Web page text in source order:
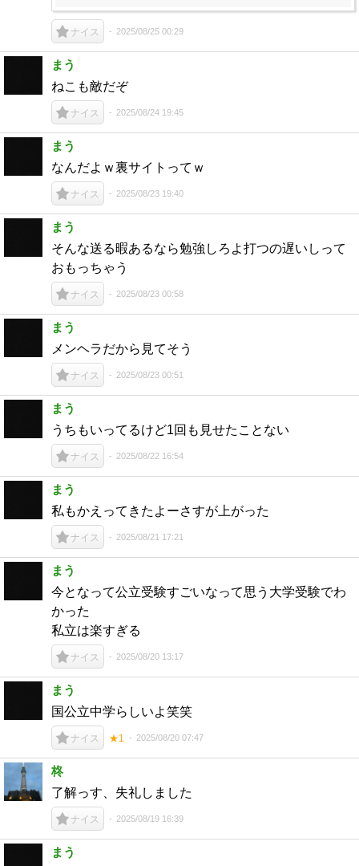
ナイス 2025/08/25 00:29
まう
ねこも敵だぞ
ナイス 2025/08/24 19:45
まう
なんだよｗ裏サイトってｗ
ナイス 2025/08/23 19:40
まう
そんな送る暇あるなら勉強しろよ打つの遅いしって
おもっちゃう
ナイス 2025/08/23 00:58
まう
メンヘラだから見てそう
ナイス 2025/08/23 00:51
まう
うちもいってるけど1回も見せたことない
ナイス 2025/08/22 16:54
まう
私もかえってきたよーさすが上がった
ナイス 2025/08/21 17:21
まう
今となって公立受験すごいなって思う大学受験でわ
かった
私立は楽すぎる
ナイス 2025/08/20 13:17
まう
国公立中学らしいよ笑笑
ナイス ★1 2025/08/20 07:47
柊
了解っす、失礼しました
ナイス 2025/08/19 16:39
まう